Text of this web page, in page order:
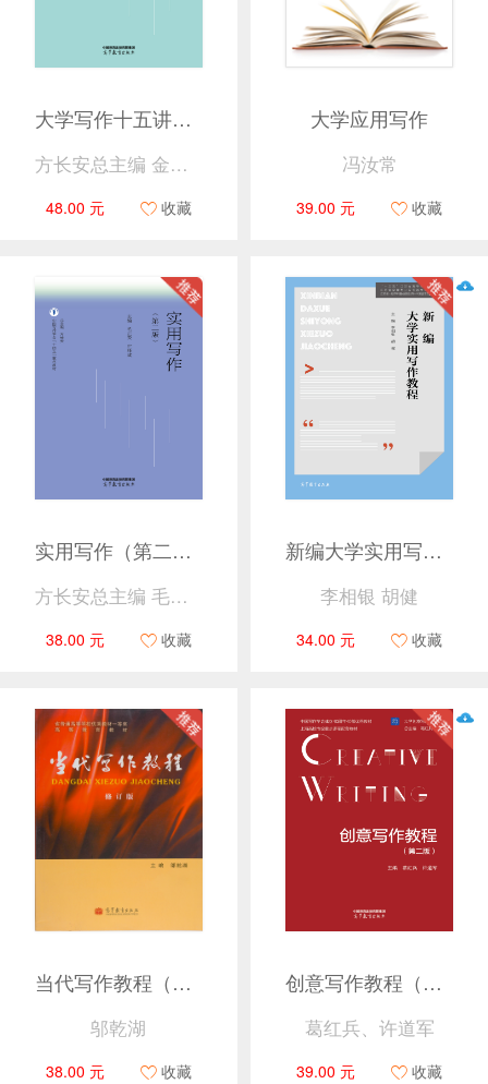
大学写作十五讲（第二版）
方长安总主编 金立主编
48.00 元 收藏
大学应用写作
冯汝常
39.00 元 收藏
实用写作（第二版）
方长安总主编 毛正天、庄桂成主编
38.00 元 收藏
新编大学实用写作教程
李相银 胡健
34.00 元 收藏
当代写作教程（修订版）
邬乾湖
38.00 元 收藏
创意写作教程（第二版）
葛红兵、许道军
39.00 元 收藏